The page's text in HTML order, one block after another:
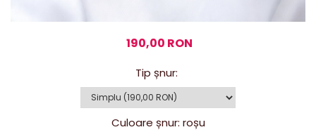
190,00 RON
Tip șnur:
Culoare șnur: roșu